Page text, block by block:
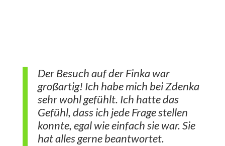
Der Besuch auf der Finka war
großartig! Ich habe mich bei Zdenka
sehr wohl gefühlt. Ich hatte das
Gefühl, dass ich jede Frage stellen
konnte, egal wie einfach sie war. Sie
hat alles gerne beantwortet.